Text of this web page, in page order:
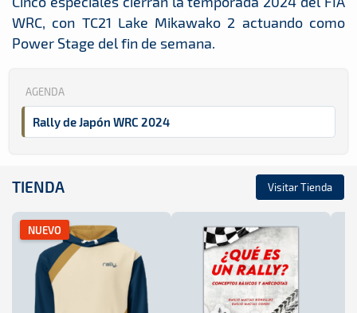
WRC, con TC21 Lake Mikawako 2 actuando como
Power Stage del fin de semana.
AGENDA
Rally de Japón WRC 2024
TIENDA Visitar Tienda
NUEVO